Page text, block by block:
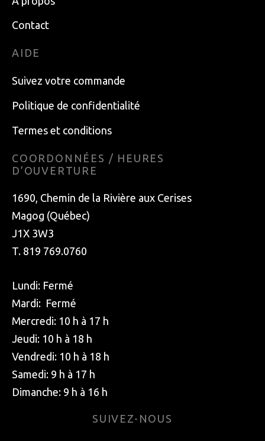
Contact
AIDE
Suivez votre commande
Politique de confidentialité
Termes et conditions
COORDONNÉES / HEURES
D’OUVERTURE
1690, Chemin de la Rivière aux Cerises
Magog (Québec)
J1X 3W3
T. 819 769.0760
Lundi: Fermé
Mardi: Fermé
Mercredi: 10 h à 17 h
Jeudi: 10 h à 18 h
Vendredi: 10 h à 18 h
Samedi: 9 h à 17 h
Dimanche: 9 h à 16 h
SUIVEZ-NOUS